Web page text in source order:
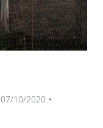
07/10/2020